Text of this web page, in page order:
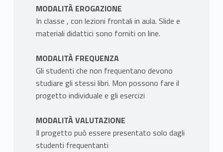
MODALITÀ EROGAZIONE
In classe , con lezioni frontali in aula. Slide e
materiali didattici sono forniti on line.
MODALITÀ FREQUENZA
Gli studenti che non frequentano devono
studiare gli stessi libri. Mon possono fare il
progetto individuale e gli esercizi
MODALITÀ VALUTAZIONE
Il progetto può essere presentato solo dagli
studenti frequentanti